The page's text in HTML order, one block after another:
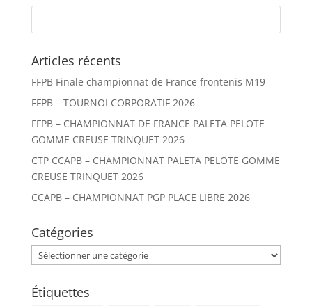
Articles récents
FFPB Finale championnat de France frontenis M19
FFPB – TOURNOI CORPORATIF 2026
FFPB – CHAMPIONNAT DE FRANCE PALETA PELOTE
GOMME CREUSE TRINQUET 2026
CTP CCAPB – CHAMPIONNAT PALETA PELOTE GOMME
CREUSE TRINQUET 2026
CCAPB – CHAMPIONNAT PGP PLACE LIBRE 2026
Catégories
Catégories
Étiquettes